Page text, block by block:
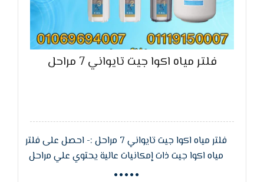
فلتر مياه اكوا جيت تايواني 7 مراحل
فلتر مياه اكوا جيت تايواني 7 مراحل :- احصل على فلتر
مياه اكوا جيت ذات إمكانيات عالية يحتوي علي مراحل
متعددة لكي يساعدنا على تنظيف المياه من الجراثيم